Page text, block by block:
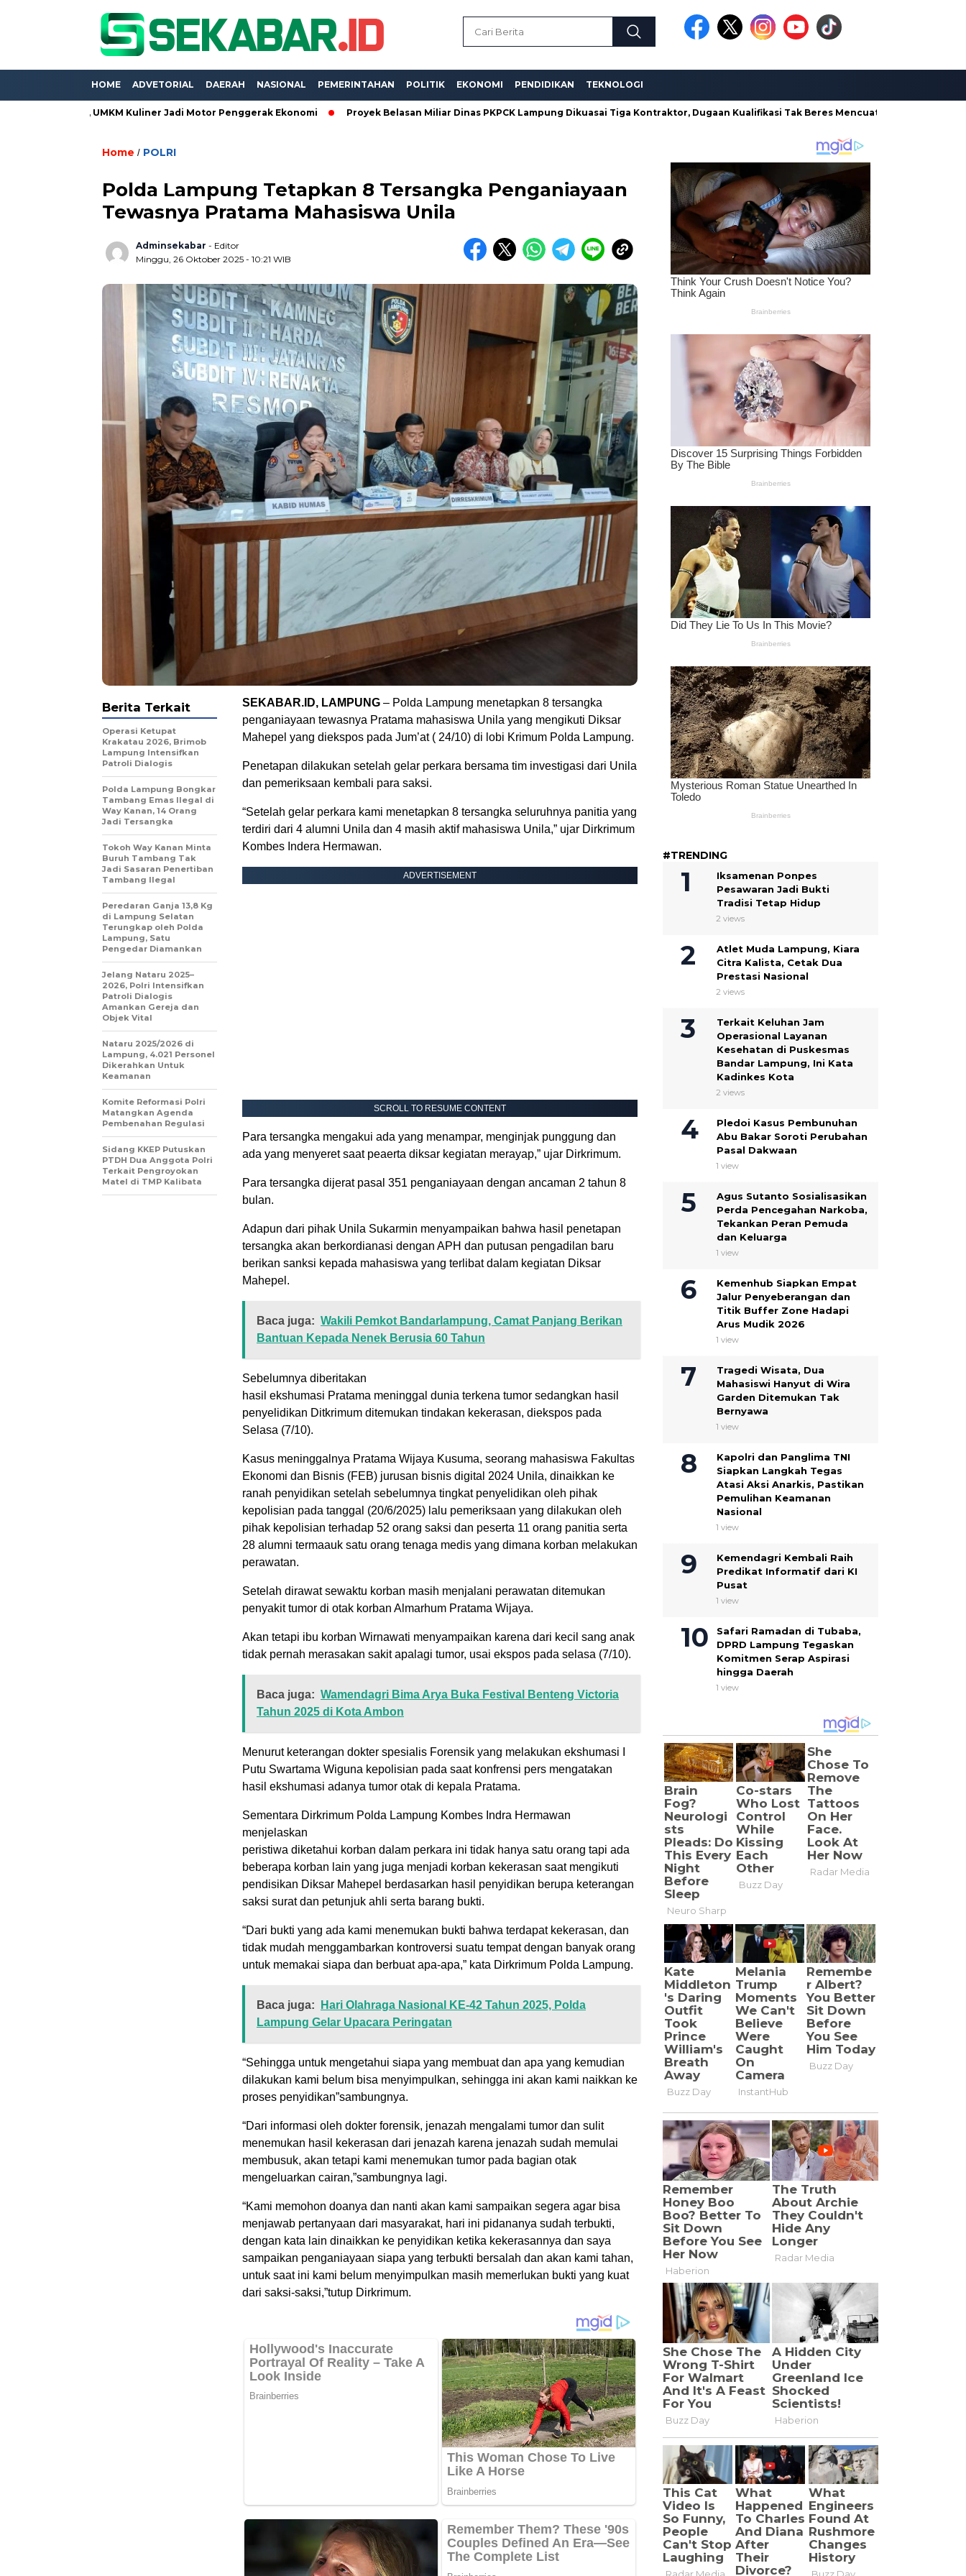
HOME ADVETORIAL DAERAH NASIONAL PEMERINTAHAN POLITIK EKONOMI PENDIDIKAN TEKNOLOGI
2026, UMKM Kuliner Jadi Motor Penggerak Ekonomi Proyek Belasan Miliar Dinas PKPCK Lampung Dikuasai Tiga Kontraktor, Dugaan Kualifikasi Tak Beres Mencuat Borong Proyek di
Home / POLRI
Polda Lampung Tetapkan 8 Tersangka Penganiayaan
Tewasnya Pratama Mahasiswa Unila
Adminsekabar - Editor
Minggu, 26 Oktober 2025 - 10:21 WIB
SEKABAR.ID, LAMPUNG – Polda Lampung menetapkan 8 tersangka
penganiayaan tewasnya Pratama mahasiswa Unila yang mengikuti Diksar
Mahepel yang diekspos pada Jum’at ( 24/10) di lobi Krimum Polda Lampung.
Penetapan dilakukan setelah gelar perkara bersama tim investigasi dari Unila
dan pemeriksaan kembali para saksi.
“Setelah gelar perkara kami menetapkan 8 tersangka seluruhnya panitia yang
terdiri dari 4 alumni Unila dan 4 masih aktif mahasiswa Unila,” ujar Dirkrimum
Kombes Indera Hermawan.
ADVERTISEMENT
SCROLL TO RESUME CONTENT
Para tersangka mengakui ada yang menampar, menginjak punggung dan
ada yang menyeret saat peaerta diksar kegiatan merayap,” ujar Dirkrimum.
Para tersangka dijerat pasal 351 penganiayaan dengan ancaman 2 tahun 8
bulan.
Adapun dari pihak Unila Sukarmin menyampaikan bahwa hasil penetapan
tersangka akan berkordianasi dengan APH dan putusan pengadilan baru
berikan sanksi kepada mahasiswa yang terlibat dalam kegiatan Diksar
Mahepel.
Baca juga: Wakili Pemkot Bandarlampung, Camat Panjang Berikan
Bantuan Kepada Nenek Berusia 60 Tahun
Sebelumnya diberitakan
hasil ekshumasi Pratama meninggal dunia terkena tumor sedangkan hasil
penyelidikan Ditkrimum ditemukan tindakan kekerasan, diekspos pada
Selasa (7/10).
Kasus meninggalnya Pratama Wijaya Kusuma, seorang mahasiswa Fakultas
Ekonomi dan Bisnis (FEB) jurusan bisnis digital 2024 Unila, dinaikkan ke
ranah penyidikan setelah sebelumnya tingkat penyelidikan oleh pihak
kepolisian pada tanggal (20/6/2025) lalu pemeriksaan yang dilakukan oleh
pihak kepolisian terhadap 52 orang saksi dan peserta 11 orang panitia serta
28 alumni termaauk satu orang tenaga medis yang dimana korban melakukan
perawatan.
Setelah dirawat sewaktu korban masih menjalani perawatan ditemukan
penyakit tumor di otak korban Almarhum Pratama Wijaya.
Akan tetapi ibu korban Wirnawati menyampaikan karena dari kecil sang anak
tidak pernah merasakan sakit apalagi tumor, usai ekspos pada selasa (7/10).
Baca juga: Wamendagri Bima Arya Buka Festival Benteng Victoria
Tahun 2025 di Kota Ambon
Menurut keterangan dokter spesialis Forensik yang melakukan ekshumasi I
Putu Swartama Wiguna kepolisian pada saat konfrensi pers mengatakan
hasil ekshumasi adanya tumor otak di kepala Pratama.
Sementara Dirkrimum Polda Lampung Kombes Indra Hermawan
menjelaskan
peristiwa diketahui korban dalam perkara ini tidak hanya satu orang tapi ada
beberapa korban lain yang juga menjadi korban kekerasan saat mengikuti
pendisikan Diksar Mahepel berdasarkan hasil penyidikan berupa keterangan
saksi surat dan petunjuk ahli serta barang bukti.
“Dari bukti yang ada kami menemukan bukti bahwa terdapat kekerasan, dan
tidak mudah menggambarkan kontroversi suatu tempat dengan banyak orang
untuk memakai siapa dan berbuat apa-apa,” kata Dirkrimum Polda Lampung.
Baca juga:
Hari Olahraga Nasional KE-42 Tahun 2025, Polda
Lampung Gelar Upacara Peringatan
“Sehingga untuk mengetahui siapa yang membuat dan apa yang kemudian
dilakukan kami belum bisa menyimpulkan, sehingga ini akan kami naikkan ke
proses penyidikan”sambungnya.
“Dari informasi oleh dokter forensik, jenazah mengalami tumor dan sulit
menemukan hasil kekerasan dari jenazah karena jenazah sudah memulai
membusuk, akan tetapi kami menemukan tumor pada bagian otak
mengeluarkan cairan,”sambungnya lagi.
“Kami memohon doanya dan nanti akan kami sampaikan segera agar bisa
menjawab pertanyaan dari masyarakat, hari ini pidananya sudah terbukti,
dengan kata lain dinaikkan ke penyidikan ketika kekerasannya dan saya
sampaikan penganiayaan siapa yang terbukti bersalah dan akan kami tahan,
untuk saat ini kami belum menyimpulkan masih memerlukan bukti yang kuat
dari saksi-saksi,”tutup Dirkrimum.
Berita Terkait
Operasi Ketupat
Krakatau 2026, Brimob
Lampung Intensifkan
Patroli Dialogis
Polda Lampung Bongkar
Tambang Emas Ilegal di
Way Kanan, 14 Orang
Jadi Tersangka
Tokoh Way Kanan Minta
Buruh Tambang Tak
Jadi Sasaran Penertiban
Tambang Ilegal
Peredaran Ganja 13,8 Kg
di Lampung Selatan
Terungkap oleh Polda
Lampung, Satu
Pengedar Diamankan
Jelang Nataru 2025–
2026, Polri Intensifkan
Patroli Dialogis
Amankan Gereja dan
Objek Vital
Nataru 2025/2026 di
Lampung, 4.021 Personel
Dikerahkan Untuk
Keamanan
Komite Reformasi Polri
Matangkan Agenda
Pembenahan Regulasi
Sidang KKEP Putuskan
PTDH Dua Anggota Polri
Terkait Pengroyokan
Matel di TMP Kalibata
#TRENDING
Iksamenan Ponpes
Pesawaran Jadi Bukti
Tradisi Tetap Hidup
2 views
Atlet Muda Lampung, Kiara
Citra Kalista, Cetak Dua
Prestasi Nasional
2 views
Terkait Keluhan Jam
Operasional Layanan
Kesehatan di Puskesmas
Bandar Lampung, Ini Kata
Kadinkes Kota
2 views
Pledoi Kasus Pembunuhan
Abu Bakar Soroti Perubahan
Pasal Dakwaan
1 view
Agus Sutanto Sosialisasikan
Perda Pencegahan Narkoba,
Tekankan Peran Pemuda
dan Keluarga
1 view
Kemenhub Siapkan Empat
Jalur Penyeberangan dan
Titik Buffer Zone Hadapi
Arus Mudik 2026
1 view
Tragedi Wisata, Dua
Mahasiswi Hanyut di Wira
Garden Ditemukan Tak
Bernyawa
1 view
Kapolri dan Panglima TNI
Siapkan Langkah Tegas
Atasi Aksi Anarkis, Pastikan
Pemulihan Keamanan
Nasional
1 view
Kemendagri Kembali Raih
Predikat Informatif dari KI
Pusat
1 view
Safari Ramadan di Tubaba,
DPRD Lampung Tegaskan
Komitmen Serap Aspirasi
hingga Daerah
1 view